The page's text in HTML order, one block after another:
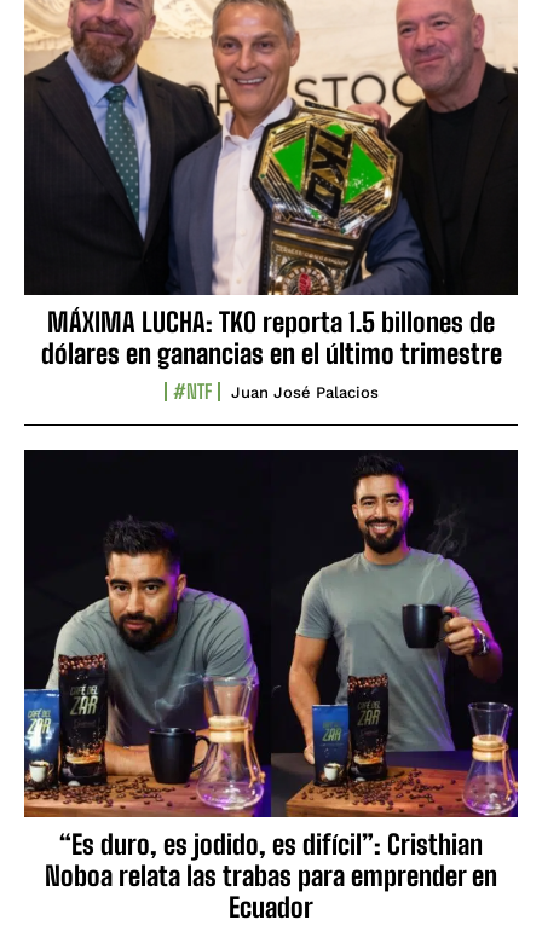
MÁXIMA LUCHA: TKO reporta 1.5 billones de
dólares en ganancias en el último trimestre
#NTF Juan José Palacios
“Es duro, es jodido, es difícil”: Cristhian
Noboa relata las trabas para emprender en
Ecuador